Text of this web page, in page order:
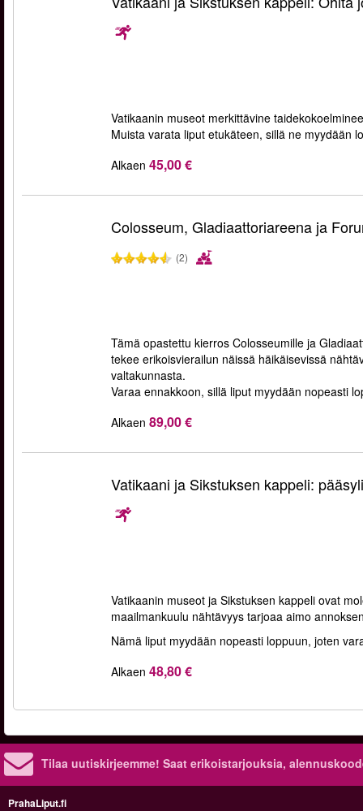
Vatikaanin museot merkittävine
Muista varata liput etukäteen, sillä ne myydään
Alkaen 45,00 €
Colosseum, Gladiaattoriareena ja
(2)
Tämä opastettu kierros Colosseumille ja
tekee erikoisvierailun näissä häikäisevissä
valtakunnasta.
Varaa ennakkoon, sillä liput myydään nopeasti
Alkaen 89,00 €
Vatikaani ja Sikstuksen kappeli:
Vatikaanin museot ja Sikstuksen kappeli ovat
maailmankuulu nähtävyys tarjoaa aimo
Nämä liput myydään nopeasti loppuun, joten
Alkaen 48,80 €
Tilaa uutiskirjeemme! Saat erikoistarjouksia,
PrahaLiput.fi